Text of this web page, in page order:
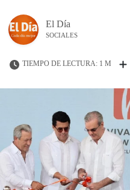
El Día
SOCIALES
TIEMPO DE LECTURA: 1 M